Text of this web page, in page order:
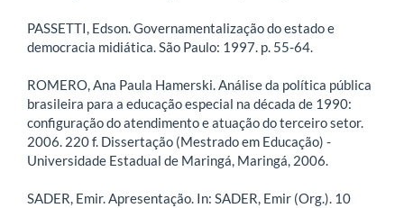
PASSETTI, Edson. Governamentalização do estado e
democracia midiática. São Paulo: 1997. p. 55-64.
ROMERO, Ana Paula Hamerski. Análise da política pública
brasileira para a educação especial na década de 1990:
configuração do atendimento e atuação do terceiro setor.
2006. 220 f. Dissertação (Mestrado em Educação) -
Universidade Estadual de Maringá, Maringá, 2006.
SADER, Emir. Apresentação. In: SADER, Emir (Org.). 10